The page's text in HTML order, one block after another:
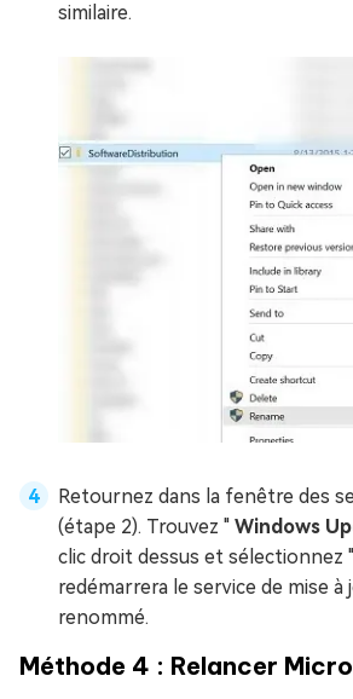
similaire.
Retournez dans la fenêtre des
(étape 2). Trouvez " Windows
clic droit dessus et sélectionnez "
redémarrera le service de mise à
renommé.
Méthode 4 : Relancer